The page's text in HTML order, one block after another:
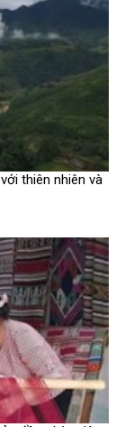
thiên nhiên và